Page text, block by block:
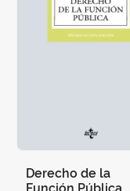
Derecho de la
Función Pública